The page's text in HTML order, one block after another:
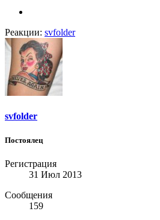
Реакции: svfolder
svfolder
Постоялец
Регистрация
31 Июл 2013
Сообщения
159